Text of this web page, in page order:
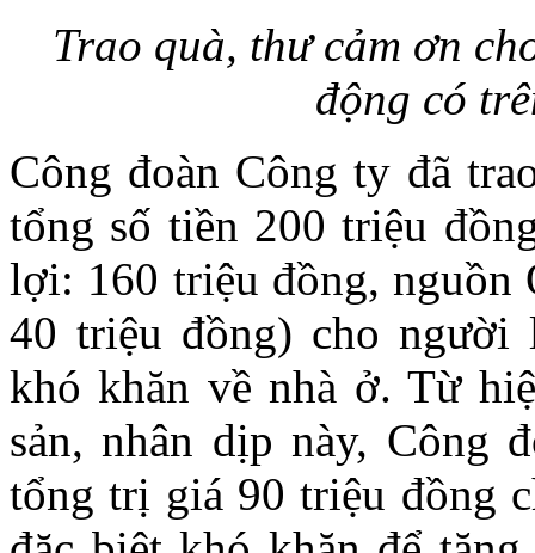
Trao quà, thư cảm ơn
động có
Công đoàn Công ty đã
tổng số tiền 200 triệu
lợi: 160 triệu đồng, nguồn
40 triệu đồng) cho người
khó khăn về nhà ở. Từ
sản, nhân dịp này, Công
tổng trị giá 90 triệu đồng